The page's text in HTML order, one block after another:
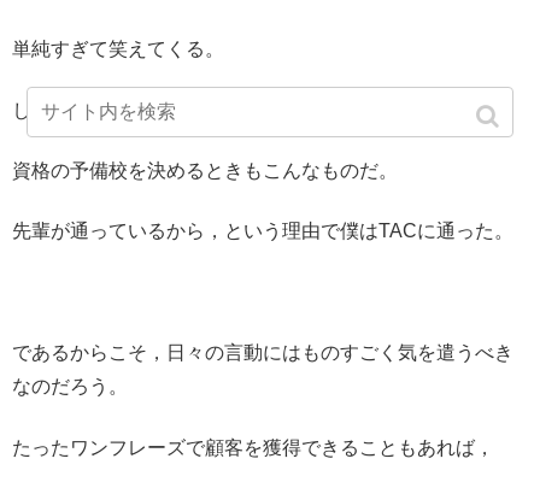
単純すぎて笑えてくる。
しかし，こういうことは案外たくさんあるものだ。
資格の予備校を決めるときもこんなものだ。
先輩が通っているから，という理由で僕はTACに通った。
であるからこそ，日々の言動にはものすごく気を遣うべき
なのだろう。
たったワンフレーズで顧客を獲得できることもあれば，